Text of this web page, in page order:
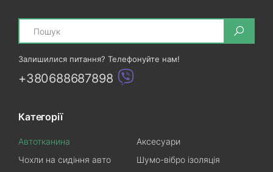
Search
Залишилися питання? Телефонуйте нам!
+380688687898
Категорії
Автотканина
Аксесуари
Чохли на сидіння авто
Шумо-вібро ізоляція